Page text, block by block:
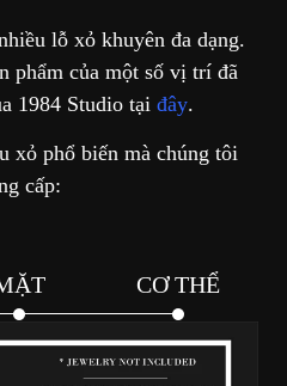
lỗ xỏ khuyên đa dạng.
phẩm của một số vị trí đã
1984 Studio tại đây.
xỏ phổ biến mà chúng tôi
cấp:
CƠ THỂ